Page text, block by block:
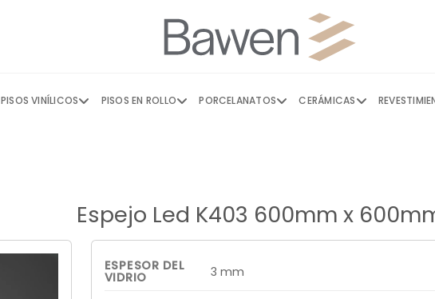
PISOS VINÍLICOS PISOS EN ROLLO PORCELANATOS CERÁMICAS
Espejo Led K403 600mm x
ESPESOR DEL
VIDRIO 3 mm